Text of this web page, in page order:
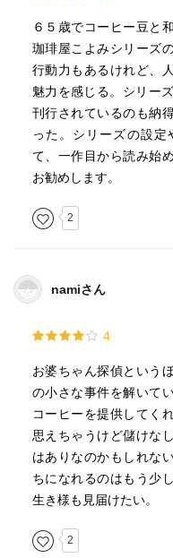
６５歳でコーヒー豆と
珈琲屋こよみシリーズ
行動力もあるけれど、
魅力を感じる。シリー
刊行されているのも納
った。シリーズの設定
て、一作目から読み始
お勧めします。
2
namiさん
4
お婆ちゃん探偵という
の小さな事件を解いて
コーヒーを提供してく
思えちゃうけど儲けな
はありなのかもしれな
ちになれるのはもう少
生き様も見届けたい。
2